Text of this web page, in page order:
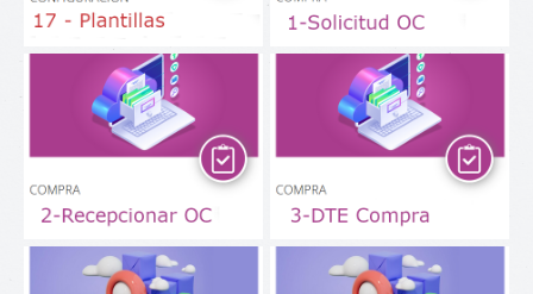
Recepcionar OC Tipo de Inventario